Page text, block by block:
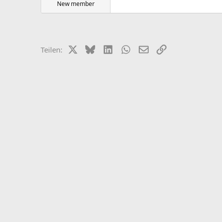
New member
Teilen: X (Twitter)
BlueskyLinkedInWhatsApp
E-MailLink